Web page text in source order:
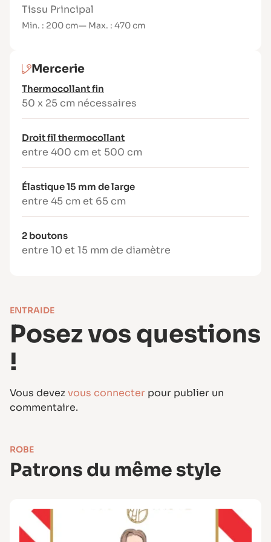
illustré et à la vidéo tutorielle.
La version ebook + patron est idéale pour
robe complète.
Tissu Principal
Min. : 200 cm— Max. : 470 cm
Mercerie
Thermocollant fin
50 x 25 cm nécessaires
Droit fil thermocollant
entre 400 cm et 500 cm
Élastique 15 mm de large
entre 45 cm et 65 cm
2 boutons
entre 10 et 15 mm de diamètre
ENTRAIDE
Posez vos questions
!
Vous devezvous connecter pour publier un
commentaire.
ROBE
Patrons du même style